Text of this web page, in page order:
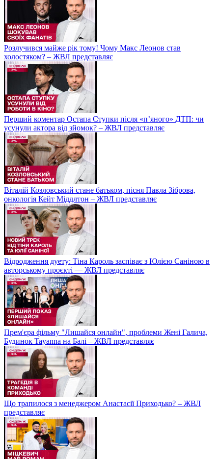
Розлучився майже рік тому! Чому Макс Леонов став
холостяком? – ЖВЛ представляє
Перший коментар Остапа Ступки після «п’яного» ДТП: чи
усунули актора від зйомок? – ЖВЛ представляє
Віталій Козловський стане батьком, пісня Павла Зіброва,
онкологія Кейт Міддлтон – ЖВЛ представляє
Відродження дуету: Тіна Кароль заспіває з Юлією Саніною в
авторському проєкті — ЖВЛ представляє
Прем'єра фільму "Лишайся онлайн", проблеми Жені Галича,
Будинок Tayanna на Балі – ЖВЛ представляє
Що трапилося з менеджером Анастасії Приходько? – ЖВЛ
представляє